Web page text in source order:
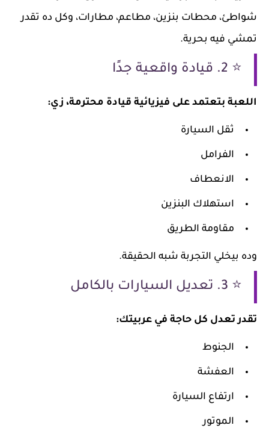
شواطئ، محطات بنزين، مطاعم، مطارات، وكل ده تقدر
تمشي فيه بحرية.
⭐ 2. قيادة واقعية جدًا
اللعبة بتعتمد على فيزيائية قيادة محترمة، زي:
ثقل السيارة
الفرامل
الانعطاف
استهلاك البنزين
مقاومة الطريق
وده بيخلي التجربة شبه الحقيقة.
⭐ 3. تعديل السيارات بالكامل
تقدر تعدل كل حاجة في عربيتك:
الجنوط
العفشة
ارتفاع السيارة
الموتور